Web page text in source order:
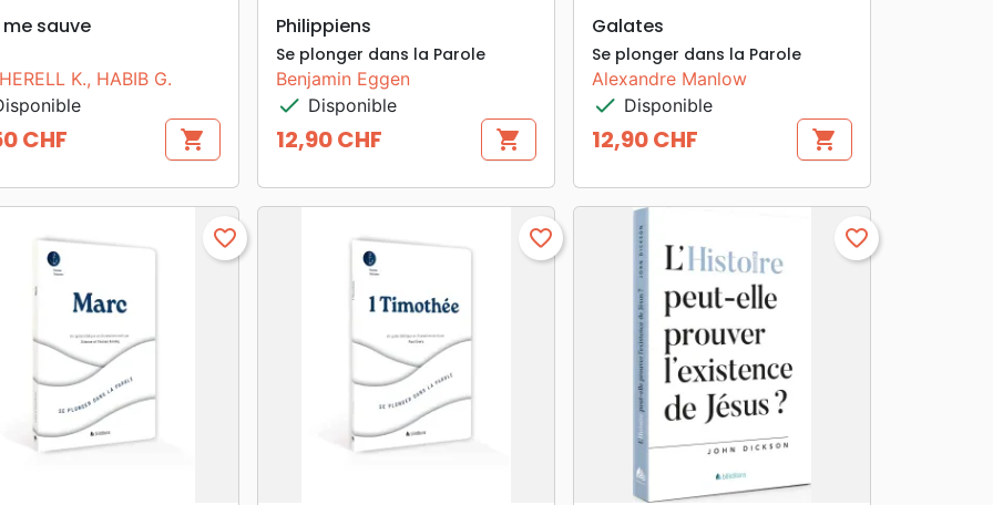
me sauve
K., HABIB G.
CHF shopping_cart
search
Philippiens
Se plonger dans la Parole
Benjamin Eggen
check Disponible
Prix
12,90 CHF shopping_cart
search
Galates
Se plonger dans la Parole
Alexandre Manlow
check Disponible
Prix
12,90 CHF shopping_cart
favorite_border favorite_border favorite_border